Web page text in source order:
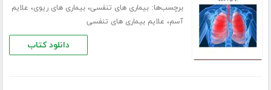
برچسب‌ها:بیماری های تنفسی،بیماری های ریوی، علایم
آسم، علایم بیماری های تنفسی
دانلود کتاب